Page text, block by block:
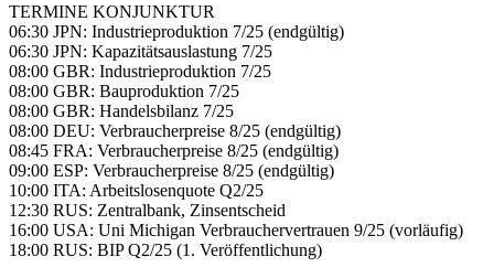
TERMINE KONJUNKTUR
06:30 JPN: Industrieproduktion 7/25 (endgültig)
06:30 JPN: Kapazitätsauslastung 7/25
08:00 GBR: Industrieproduktion 7/25
08:00 GBR: Bauproduktion 7/25
08:00 GBR: Handelsbilanz 7/25
08:00 DEU: Verbraucherpreise 8/25 (endgültig)
08:45 FRA: Verbraucherpreise 8/25 (endgültig)
09:00 ESP: Verbraucherpreise 8/25 (endgültig)
10:00 ITA: Arbeitslosenquote Q2/25
12:30 RUS: Zentralbank, Zinsentscheid
16:00 USA: Uni Michigan Verbrauchervertrauen 9/25 (vorläufig)
18:00 RUS: BIP Q2/25 (1. Veröffentlichung)